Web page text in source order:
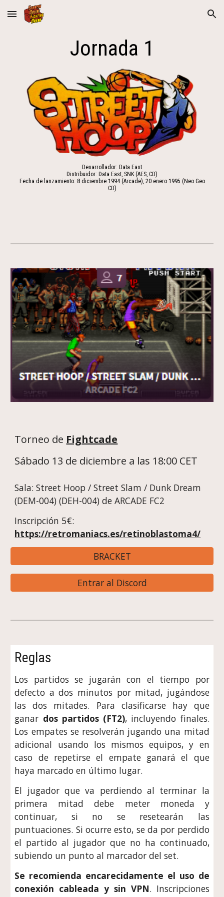
Skip to main content Skip to navigation
Jornada 1
Desarrollador: Data East
Distribuidor: Data East, SNK (AES, CD)
Fecha de lanzamiento: 8 diciembre 1994 (Arcade), 20 enero 1995 (Neo Geo
CD)
Torneo de Fightcade
Sábado 13 de diciembre a las 18:00 CET
Sala:Street Hoop / Street Slam / Dunk Dream
(DEM-004) (DEH-004) de ARCADE FC2
Inscripción 5€:
https://retromaniacs.es/retinoblastoma4/
BRACKET
Entrar al Discord
Reglas
Los partidos se jugarán con el tiempo por
defecto a dos minutos por mitad, jugándose
las dos mitades. Para clasificarse hay que
ganar dos partidos (FT2), incluyendo finales.
Los empates se resolverán jugando una mitad
adicional usando los mismos equipos, y en
caso de repetirse el empate ganará el que
haya marcado en último lugar.
El jugador que va perdiendo al terminar la
primera mitad debe meter moneda y
continuar, si no se resetearán las
puntuaciones. Si ocurre esto, se da por perdido
el partido al jugador que no ha continuado,
subiendo un punto al marcador del set.
Se recomienda encarecidamente el uso de
conexión cableada y sin VPN. Inscripciones